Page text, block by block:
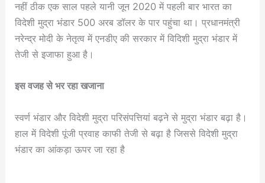
नहीं ठीक एक साल पहले यानी जून 2020 में पहली बार भारत का
विदेशी मुद्रा भंडार 500 अरब डॉलर के पार पहुंचा था। प्रधानमंत्री
नरेन्द्र मोदी के नेतृत्व में एनडीए की सरकार में विदिशी मुद्रा भंडार में
तेजी से इजाफा हुआ है।
इस वजह से भर रहा खजाना
स्वर्ण भंडार और विदेशी मुद्रा परिसंपत्तियां बढ़ने से मुद्रा भंडार बढ़ा है।
हाल में विदेशी पूंजी प्रवाह काफी तेजी से बढ़ा है जिससे विदेशी मुद्रा
भंडार का आंकड़ा ऊपर जा रहा है